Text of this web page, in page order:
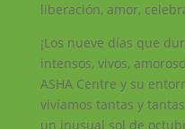
liberación, amor,
¡Los nueve días que
intensos, vivos,
ASHA Centre y su
vivíamos tantas y
un inusual sol de